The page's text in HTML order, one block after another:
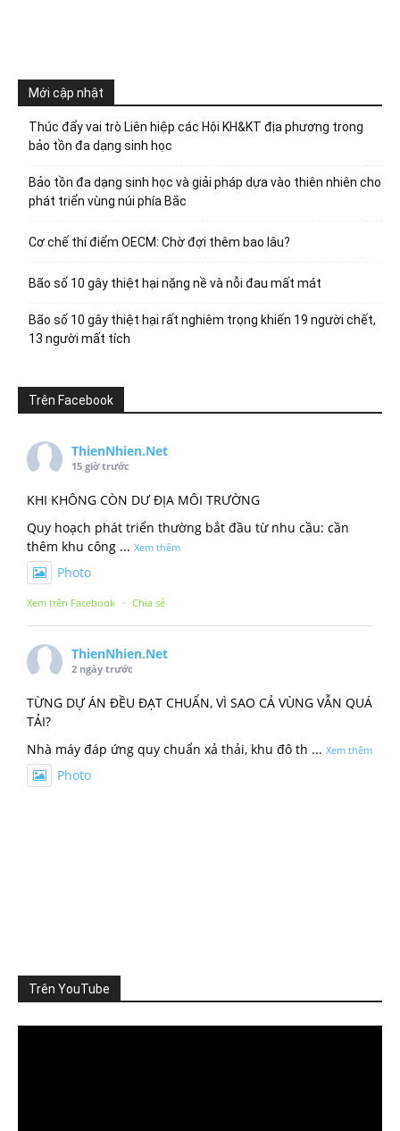
Mới cập nhật
Thúc đẩy vai trò Liên hiệp các Hội KH&KT địa phương trong
bảo tồn đa dạng sinh học
Bảo tồn đa dạng sinh học và giải pháp dựa vào thiên nhiên cho
phát triển vùng núi phía Bắc
Cơ chế thí điểm OECM: Chờ đợi thêm bao lâu?
Bão số 10 gây thiệt hại nặng nề và nỗi đau mất mát
Bão số 10 gây thiệt hại rất nghiêm trọng khiến 19 người chết,
13 người mất tích
Trên Facebook
ThienNhien.Net
15 giờ trước
KHI KHÔNG CÒN DƯ ĐỊA MÔI TRƯỜNG
Quy hoạch phát triển thường bắt đầu từ nhu cầu: cần
thêm khu công ... Xem thêm
Photo
Xem trên Facebook · Chia sẻ
ThienNhien.Net
2 ngày trước
TỪNG DỰ ÁN ĐỀU ĐẠT CHUẨN, VÌ SAO CẢ VÙNG VẪN QUÁ
TẢI?
Nhà máy đáp ứng quy chuẩn xả thải, khu đô th ... Xem thêm
Photo
Photo
Trên YouTube